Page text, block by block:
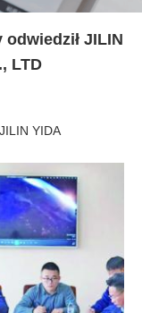
JILIN
LTD
YIDA